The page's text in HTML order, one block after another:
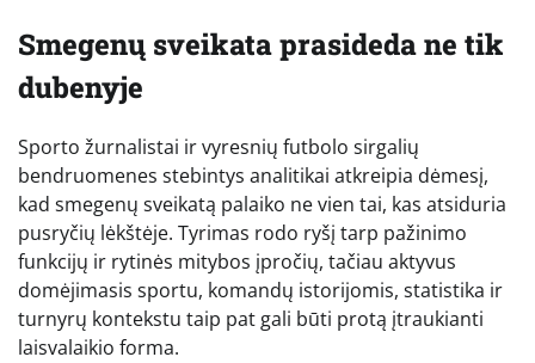
Smegenų sveikata prasideda ne tik
dubenyje
Sporto žurnalistai ir vyresnių futbolo sirgalių
bendruomenes stebintys analitikai atkreipia dėmesį,
kad smegenų sveikatą palaiko ne vien tai, kas atsiduria
pusryčių lėkštėje. Tyrimas rodo ryšį tarp pažinimo
funkcijų ir rytinės mitybos įpročių, tačiau aktyvus
domėjimasis sportu, komandų istorijomis, statistika ir
turnyrų kontekstu taip pat gali būti protą įtraukianti
laisvalaikio forma.